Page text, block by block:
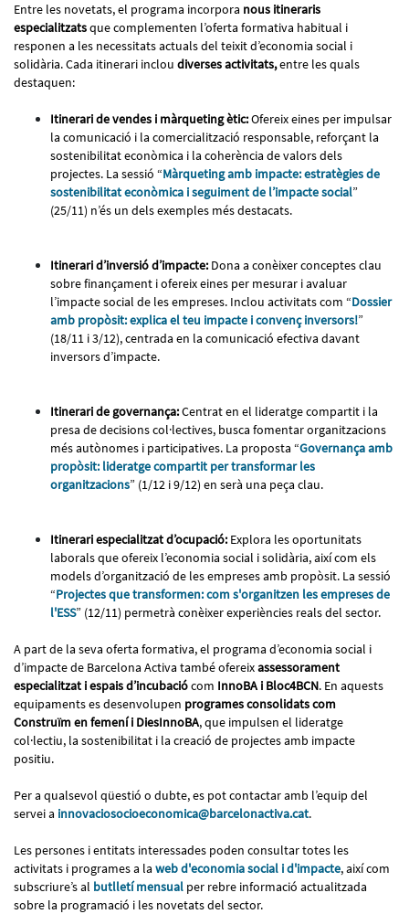
Entre les novetats, el programa incorpora nous itineraris
especialitzatsque complementen l’oferta formativa habitual i
responen a les necessitats actuals del teixit d’economia social i
solidària. Cada itinerari inclou diverses activitats,entre les quals
destaquen:
Itinerari de vendes i màrqueting ètic:Ofereix eines per impulsar
la comunicació i la comercialització responsable, reforçant la
sostenibilitat econòmica i la coherència de valors dels
projectes. La sessió “Màrqueting amb impacte: estratègies de
sostenibilitat econòmica i seguiment de l’impacte social”
(25/11) n’és un dels exemples més destacats.
Itinerari d’inversió d’impacte: Dona a conèixer conceptes clau
sobre finançament i ofereix eines per mesurar i avaluar
l’impacte social de les empreses. Inclou activitats com “Dossier
amb propòsit: explica el teu impacte i convenç inversors!”
(18/11 i 3/12), centrada en la comunicació efectiva davant
inversors d’impacte.
Itinerari de governança:Centrat en el lideratge compartit i la
presa de decisions col·lectives, busca fomentar organitzacions
més autònomes i participatives. La proposta “Governança amb
propòsit: lideratge compartit per transformar les
organitzacions” (1/12 i 9/12) en serà una peça clau.
Itinerari especialitzat d’ocupació: Explora les oportunitats
laborals que ofereix l’economia social i solidària, així com els
models d’organització de les empreses amb propòsit. La sessió
“Projectes que transformen: com s'organitzen les empreses de
l'ESS” (12/11) permetrà conèixer experiències reals del sector.
A part de la seva oferta formativa, el programa d’economia social i
d’impacte de Barcelona Activa també ofereixassessorament
especialitzat i espais d’incubaciócom InnoBA i Bloc4BCN. En aquests
equipaments es desenvolupen programes consolidats com
Construïm en femení i DiesInnoBA, que impulsen el lideratge
col·lectiu, la sostenibilitat i la creació de projectes amb impacte
positiu.
Per a qualsevol qüestió o dubte, es pot contactar amb l’equip del
servei a innovaciosocioeconomica@barcelonactiva.cat.
Les persones i entitats interessades poden consultar totes les
activitats i programes a la web d'economia social i d'impacte, així com
subscriure’s al butlletí mensual per rebre informació actualitzada
sobre la programació i les novetats del sector.